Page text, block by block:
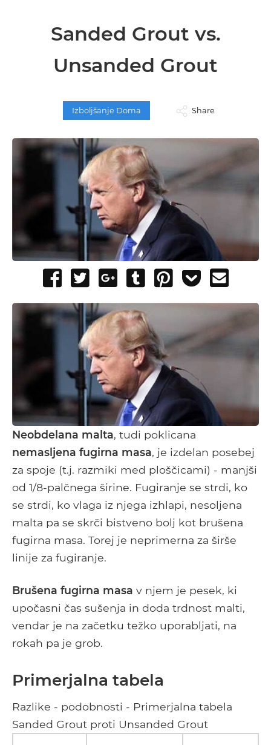
Sanded Grout vs.
Unsanded Grout
Izboljšanje Doma Share
Share
Facebook
Tweet
Share
Google+
Post
Tumblr
Pin
Add
Pocket
Neobdelana malta, tudi poklicana
nemasljena fugirna masa, je izdelan posebej
za spoje (t.j. razmiki med ploščicami) - manjši
od 1/8-palčnega širine. Fugiranje se strdi, ko
se strdi, ko vlaga iz njega izhlapi, nesoljena
malta pa se skrči bistveno bolj kot brušena
fugirna masa. Torej je neprimerna za širše
linije za fugiranje.
Brušena fugirna masa v njem je pesek, ki
upočasni čas sušenja in doda trdnost malti,
vendar je na začetku težko uporabljati, na
rokah pa je grob.
Primerjalna tabela
Razlike - podobnosti - Primerjalna tabela
Sanded Grout proti Unsanded Grout